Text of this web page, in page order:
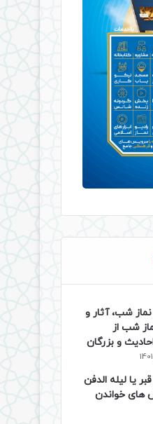
شب، آثار و
شب از
و بزرگان
یا لیله الدفن
های خواندن